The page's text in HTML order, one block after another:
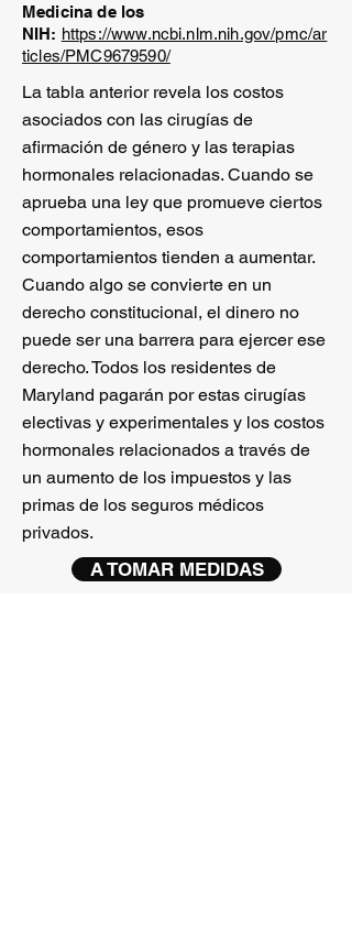
Medicina de los
NIH: https://www.ncbi.nlm.nih.gov/pmc/ar
ticles/PMC9679590/
La tabla anterior revela los costos
asociados con las cirugías de
afirmación de género y las terapias
hormonales relacionadas. Cuando se
aprueba una ley que promueve ciertos
comportamientos, esos
comportamientos tienden a aumentar.
Cuando algo se convierte en un
derecho constitucional, el dinero no
puede ser una barrera para ejercer ese
derecho. Todos los residentes de
Maryland pagarán por estas cirugías
electivas y experimentales y los costos
hormonales relacionados a través de
un aumento de los impuestos y las
primas de los seguros médicos
privados.
A TOMAR MEDIDAS